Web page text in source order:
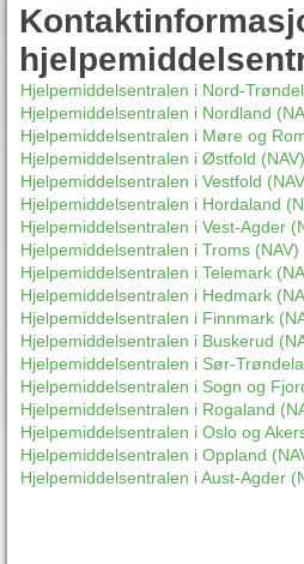
Hjelpemiddelsentralen i Nord-
Hjelpemiddelsentralen i Nordland
Hjelpemiddelsentralen i Møre og
Hjelpemiddelsentralen i Østfold (NAV)
Hjelpemiddelsentralen i Vestfold
Hjelpemiddelsentralen i Hordaland
Hjelpemiddelsentralen i Vest-Agder
Hjelpemiddelsentralen i Troms (NAV)
Hjelpemiddelsentralen i Telemark
Hjelpemiddelsentralen i Hedmark
Hjelpemiddelsentralen i Finnmark
Hjelpemiddelsentralen i Buskerud
Hjelpemiddelsentralen i Sør-
Hjelpemiddelsentralen i Sogn og
Hjelpemiddelsentralen i Rogaland
Hjelpemiddelsentralen i Oslo og
Hjelpemiddelsentralen i Oppland
Hjelpemiddelsentralen i Aust-Agder